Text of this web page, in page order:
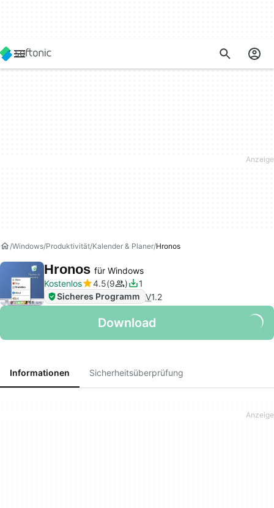
Windows Produktivität Kalender & Planer Hronos
Hronos für Windows
Kostenlos
4.5 9
1
Sicheres Programm V1.2
Download
Informationen Sicherheitsüberprüfung